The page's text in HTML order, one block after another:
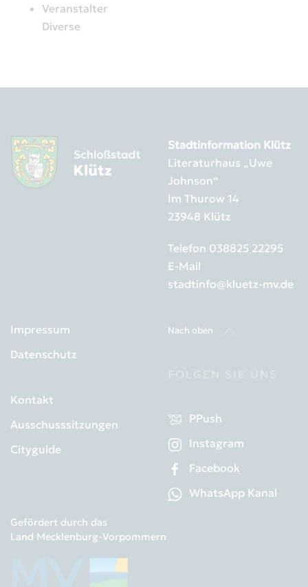
Veranstalter
Diverse
Stadtinformation Klütz
Literaturhaus „Uwe
Johnson“
Im Thurow 14
23948 Klütz
Telefon 038825 22295
E-Mail
stadtinfo@kluetz-mv.de
Impressum
Datenschutz
Kontakt
Ausschusssitzungen
Cityguide
Nach oben
PPush
Instagram
Facebook
WhatsApp Kanal
Gefördert durch das
Land Mecklenburg-Vorpommern